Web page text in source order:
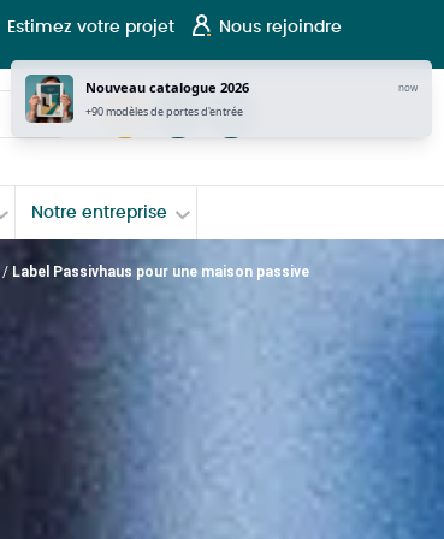
Estimez votre projet Nous rejoindre
Notre entreprise
/ Label Passivhaus pour une maison passive
Nouveau catalogue 2026 now
+90 modèles de portes d'entrée